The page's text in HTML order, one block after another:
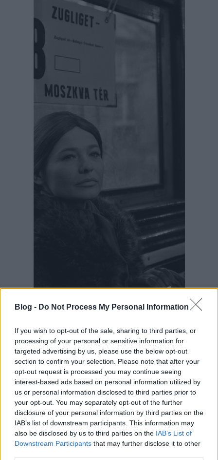
Blog - Do Not Process My Personal Information
If you wish to opt-out of the sale, sharing to third parties, or
processing of your personal or sensitive information for
targeted advertising by us, please use the below opt-out
section to confirm your selection. Please note that after your
opt-out request is processed you may continue seeing
interest-based ads based on personal information utilized by
us or personal information disclosed to third parties prior to
your opt-out. You may separately opt-out of the further
disclosure of your personal information by third parties on the
IAB’s list of downstream participants. This information may
also be disclosed by us to third parties on the IAB’s List of
Downstream Participants that may further disclose it to other